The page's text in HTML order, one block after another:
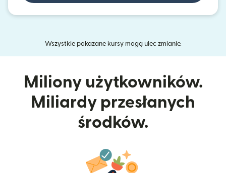
Wszystkie pokazane kursy mogą ulec zmianie.
Miliony użytkowników.
Miliardy przesłanych
środków.